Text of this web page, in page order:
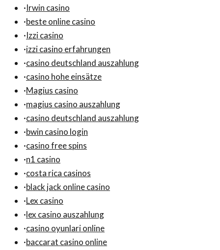
·Irwin casino
·beste online casino
·Izzi casino
·izzi casino erfahrungen
·casino deutschland auszahlung
·casino hohe einsätze
·Magius casino
·magius casino auszahlung
·casino deutschland auszahlung
·bwin casino login
·casino free spins
·n1 casino
·costa rica casinos
·black jack online casino
·Lex casino
·lex casino auszahlung
·casino oyunlari online
·baccarat casino online